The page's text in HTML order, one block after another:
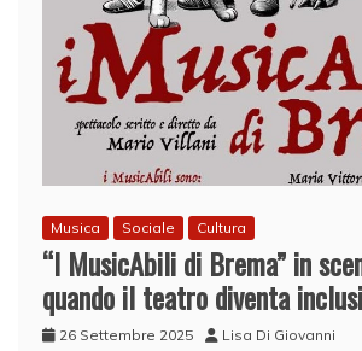
Musica Sociale Cultura
“I MusicAbili di Brema” in
quando il teatro diventa
26 Settembre 2025 Lisa Di Giovanni